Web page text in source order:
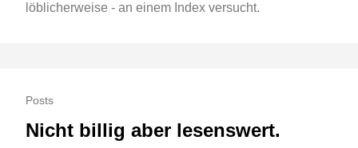
löblicherweise - an einem Index versucht.
Posts
Nicht billig aber lesenswert.